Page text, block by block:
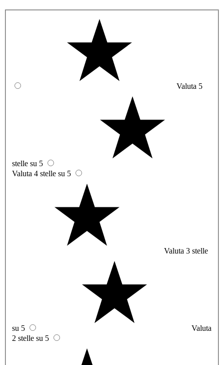
Valuta 5
stelle su 5
Valuta 4 stelle su 5
Valuta 3 stelle
su 5
Valuta
2 stelle su 5